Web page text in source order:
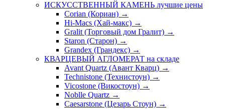
ИСКУССТВЕННЫЙ КАМЕНЬ лучшие цены
Corian (Кориан) →
Hi-Macs (Хай-макс) →
Gralit (Торговый дом Гралит) →
Staron (Старон) →
Grandex (Грандекс) →
КВАРЦЕВЫЙ АГЛОМЕРАТ на складе
Avant Quartz (Авант Кварц) →
Technistone (Технистоун) →
Vicostone (Викостоун) →
Noblle Quartz →
Caesarstone (Цезарь Стоун) →